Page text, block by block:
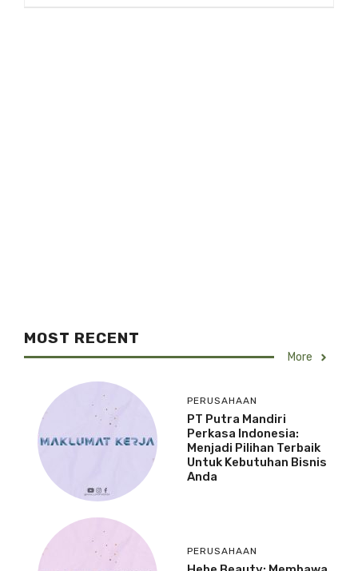
MOST RECENT
More
PERUSAHAAN
PT Putra Mandiri
Perkasa Indonesia:
Menjadi Pilihan Terbaik
Untuk Kebutuhan Bisnis
Anda
PERUSAHAAN